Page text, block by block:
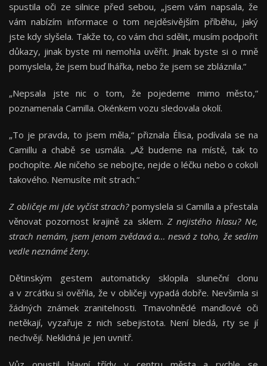
spustila oči ze silnice před sebou, „jsem vám napsala, že
vám nabízím informace o tom nejděsivějším příběhu, jaký
jste kdy slyšela. Takže to, co vám chci sdělit, musím podpořit
důkazy, jinak byste mi nemohla uvěřit. Jinak byste si o mně
pomyslela, že jsem buď lhářka, nebo že jsem se zbláznila.“
„Nepsala jste nic o tom, že pojedeme mimo město,“
poznamenala Camilla. Okénkem vozu sledovala okolí.
„To je pravda, to jsem měla,“ přiznala Élisa, podívala se na
Camillu a chabě se usmála. „Až budeme na místě, tak to
pochopíte. Ale ničeho se nebojte, nejde o léčku nebo o cokoli
takového. Nemusíte mít strach.“
Z obličeje mi jde vyčíst strach? pomyslela si Camilla a přestala
věnovat pozornost krajině za sklem. Z nejistého hlasu? Ne,
strach nemám, jsem jenom zvědavá a… nesvá z toho, že sedím
vedle neznámé ženy.
Dětinským gestem automaticky sklopila sluneční clonu
a v zrcátku si ověřila, že v obličeji vypadá dobře. Nevšimla si
žádných známek zranitelnosti. Tmavohnědé mandlové oči
netěkají, vyzařuje z nich sebejistota. Není bledá, rty se jí
nechvějí. Neklidná je jen uvnitř.